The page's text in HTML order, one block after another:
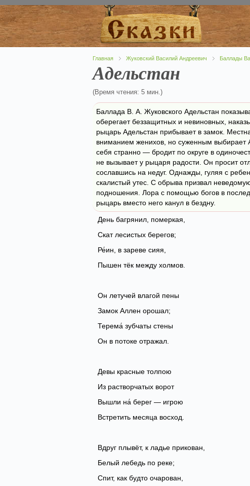
Главная Жуковский Василий Андреевич Баллады
Адельстан
(Время чтения: 5 мин.)
Баллада В. А. Жуковского Адельстан
оберегает беззащитных и невиновных,
рыцарь Адельстан прибывает в замок.
вниманием женихов, но суженным выбирает
себя странно — бродит по округе в
не вызывает у рыцаря радости. Он просит
сославшись на недуг. Однажды, гуляя с
скалистый утес. С обрыва призвал
подношения. Лора с помощью богов в
рыцарь вместо него канул в бездну.
День багрянил, померкая,
‎Скат лесистых берегов;
Ре́ин, в зареве сияя,
‎Пышен тёк между холмов.
Он летучей влагой пены
‎Замок Аллен орошал;
Терема́ зубчаты стены
‎Он в потоке отражал.
Девы красные толпою
‎Из растворчатых ворот
Вышли на́ берег — игрою
‎Встретить месяца восход.
Вдруг плывёт, к ладье прикован,
‎Белый лебедь по реке;
Спит, как будто очарован,